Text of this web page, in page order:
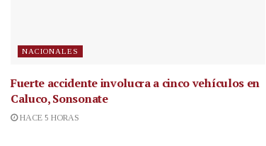
NACIONALES
Fuerte accidente involucra a cinco vehículos en
Caluco, Sonsonate
HACE 5 HORAS